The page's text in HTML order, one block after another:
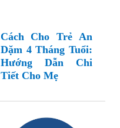
Cách Cho Trẻ An
Dặm 4 Tháng Tuổi:
Hướng Dẫn Chi
Tiết Cho Mẹ